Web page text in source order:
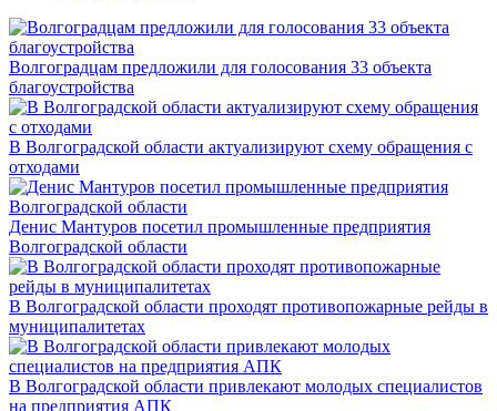
Волгоградцам предложили для голосования 33 объекта
благоустройства
В Волгоградской области актуализируют схему обращения с
отходами
Денис Мантуров посетил промышленные предприятия
Волгоградской области
В Волгоградской области проходят противопожарные рейды в
муниципалитетах
В Волгоградской области привлекают молодых специалистов
на предприятия АПК